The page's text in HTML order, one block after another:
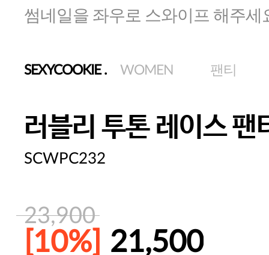
썸네일을 좌우로 스와이프 해주세
SEXYCOOKIE. WOMEN 팬티
러블리 투톤 레이스 팬
SCWPC232
23,900
[10%] 21,500